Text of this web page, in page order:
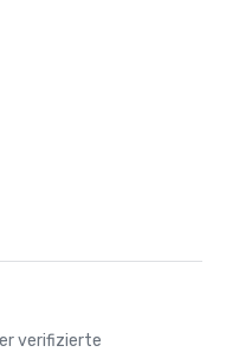
verifizierte